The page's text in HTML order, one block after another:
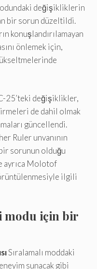
değişikliklerin
bir sorun düzeltildi.
konuşlandırılamayan
önlemek için,
25’teki değişiklikler,
de dahil olmak
güncellendi.
Ruler unvanının
sorunun olduğu
ayrıca Molotof
ilgili
modu için bir
Sıralamalı moddaki
sunacak gibi